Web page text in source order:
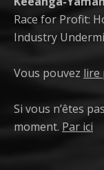
Race for Profit:
Industry
Vous pouvez lire
Si vous n’êtes
moment. Par ici